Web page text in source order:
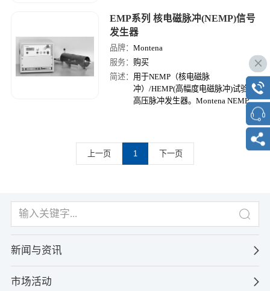
EMP系列 核电磁脉冲(NEMP)信号
发生器
品牌：Montena
服务： 购买
简述： 用于NEMP（核电磁脉
冲）/HEMP(高幅度电磁脉冲)试验的
高压脉冲发生器。Montena NEMP发
生器被设计成连接到辐射线，如有界
波传输线（垂直极化）、水平极化偶
上一页
1 下一页
新闻与资讯
市场活动